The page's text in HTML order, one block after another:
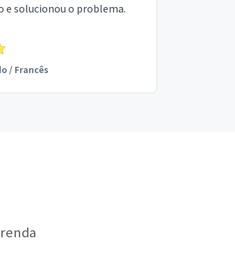
e solucionou o problema.
/ Francês